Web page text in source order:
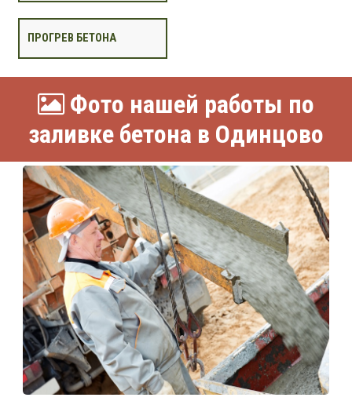
ПРОГРЕВ БЕТОНА
Фото нашей работы по
заливке бетона в Одинцово